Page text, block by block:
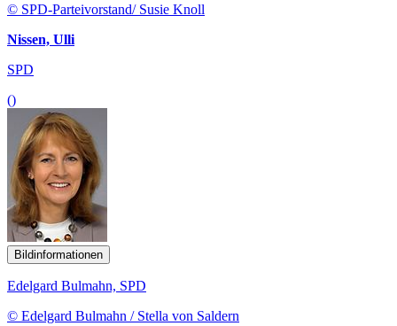
© SPD-Parteivorstand/ Susie Knoll
Nissen, Ulli
SPD
()
Bildinformationen
Edelgard Bulmahn, SPD
© Edelgard Bulmahn / Stella von Saldern